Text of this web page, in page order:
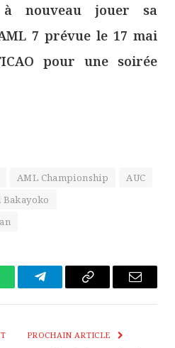
à nouveau jouer sa
7 prévue le 17 mai
pour une soirée
AML Championship
AUC
Bakayoko
TélégrammeCopier
Lien
E-
PROCHAIN ARTICLE